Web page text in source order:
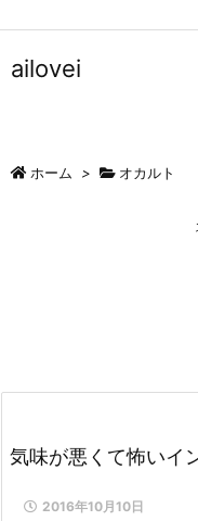
ailovei
ホーム > オカルト
気味が悪くて怖いイ
2016年10月10日